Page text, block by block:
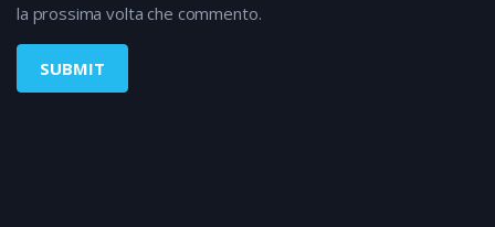
la prossima volta che commento.